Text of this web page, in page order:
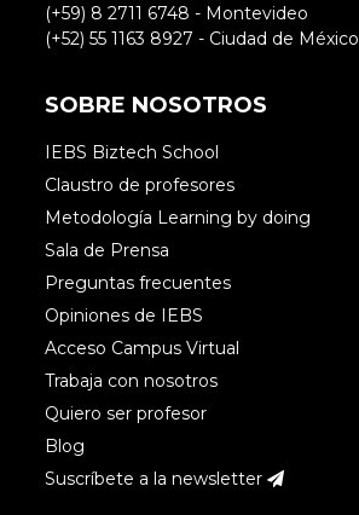
(+59) 8 2711 6748 - Montevideo
(+52) 55 1163 8927 - Ciudad de México
SOBRE NOSOTROS
IEBS Biztech School
Claustro de profesores
Metodología Learning by doing
Sala de Prensa
Preguntas frecuentes
Opiniones de IEBS
Acceso Campus Virtual
Trabaja con nosotros
Quiero ser profesor
Blog
Suscríbete a la newsletter